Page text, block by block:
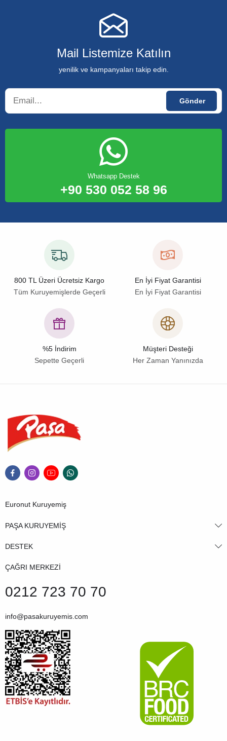
Mail Listemize Katılın
yenilik ve kampanyaları takip edin.
Whatsapp Destek
+90 530 052 58 96
800 TL Üzeri Ücretsiz Kargo
Tüm Kuruyemişlerde Geçerli
En İyi Fiyat Garantisi
En İyi Fiyat Garantisi
%5 İndirim
Sepette Geçerli
Müşteri Desteği
Her Zaman Yanınızda
Euronut Kuruyemiş
PAŞA KURUYEMİŞ
DESTEK
ÇAĞRI MERKEZİ
0212 723 70 70
info@pasakuruyemis.com